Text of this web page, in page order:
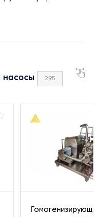
насосы 295
Гомогенизирующий